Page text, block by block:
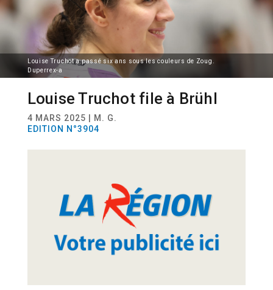
Louise Truchot a passé six ans sous les couleurs de Zoug.
Duperrex-a
Louise Truchot file à Brühl
4 MARS 2025 | M. G.
EDITION N°3904